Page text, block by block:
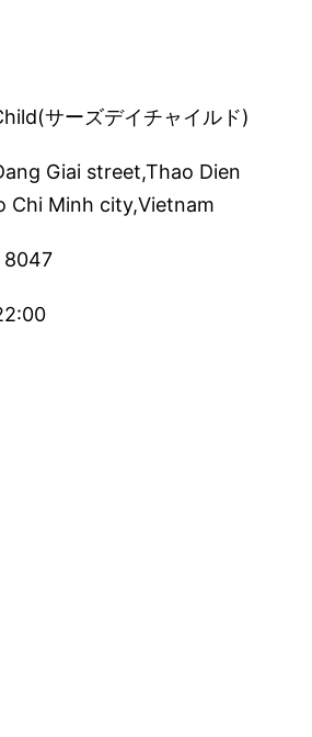
サーズデイチャイルド)
Giai street,Thao Dien
Chi Minh city,Vietnam
8047